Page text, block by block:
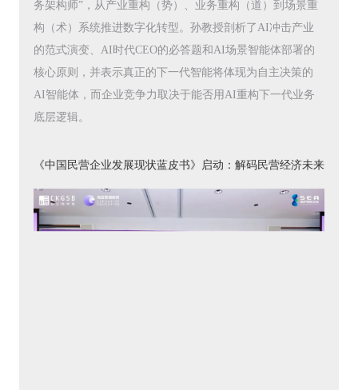
务架构师”，从产业重构（势）、业务重构（道）到场景重
构（术）系统推进数字化转型。孙教授剖析了AI冲击产业
的范式演变、AI时代CEO的必答题和AI场景智能体部署的
核心原则，并表示真正的下一代智能将体现为自主决策的
AI智能体，而企业竞争力取决于能否用AI重构下一代业务
底层逻辑。
《中国民营企业发展现状蓝皮书》启动：解码民营经济未来